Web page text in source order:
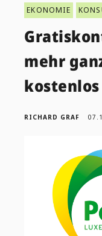
EKONOMIE
mehr
kostenlos
RICHARD GRAF